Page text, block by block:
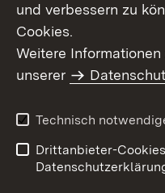
Inhaltsübersicht
Impressum
Benutzungshinweise
und verbessern zu
Cookies.
Weitere
unserer
Technisch
Drittanbieter-